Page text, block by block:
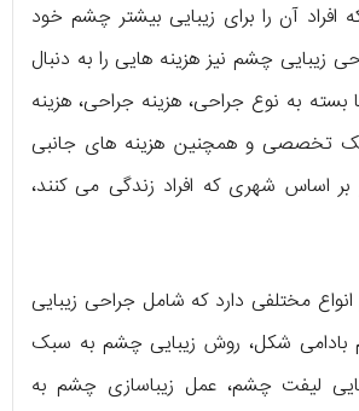
آن را برای زیبایی بیشتر چشم خود
زیبایی چشم نیز هزینه هایی را به دنبال
بسته به نوع جراحی، هزینه جراحی، هزینه
تخصصی و همچنین هزینه های جانبی
شهری که افراد زندگی می کنند،
مختلفی دارد که شامل جراحی زیبایی
شکل، روش زیبایی چشم به سبک
لیفت چشم، عمل زیباسازی چشم به